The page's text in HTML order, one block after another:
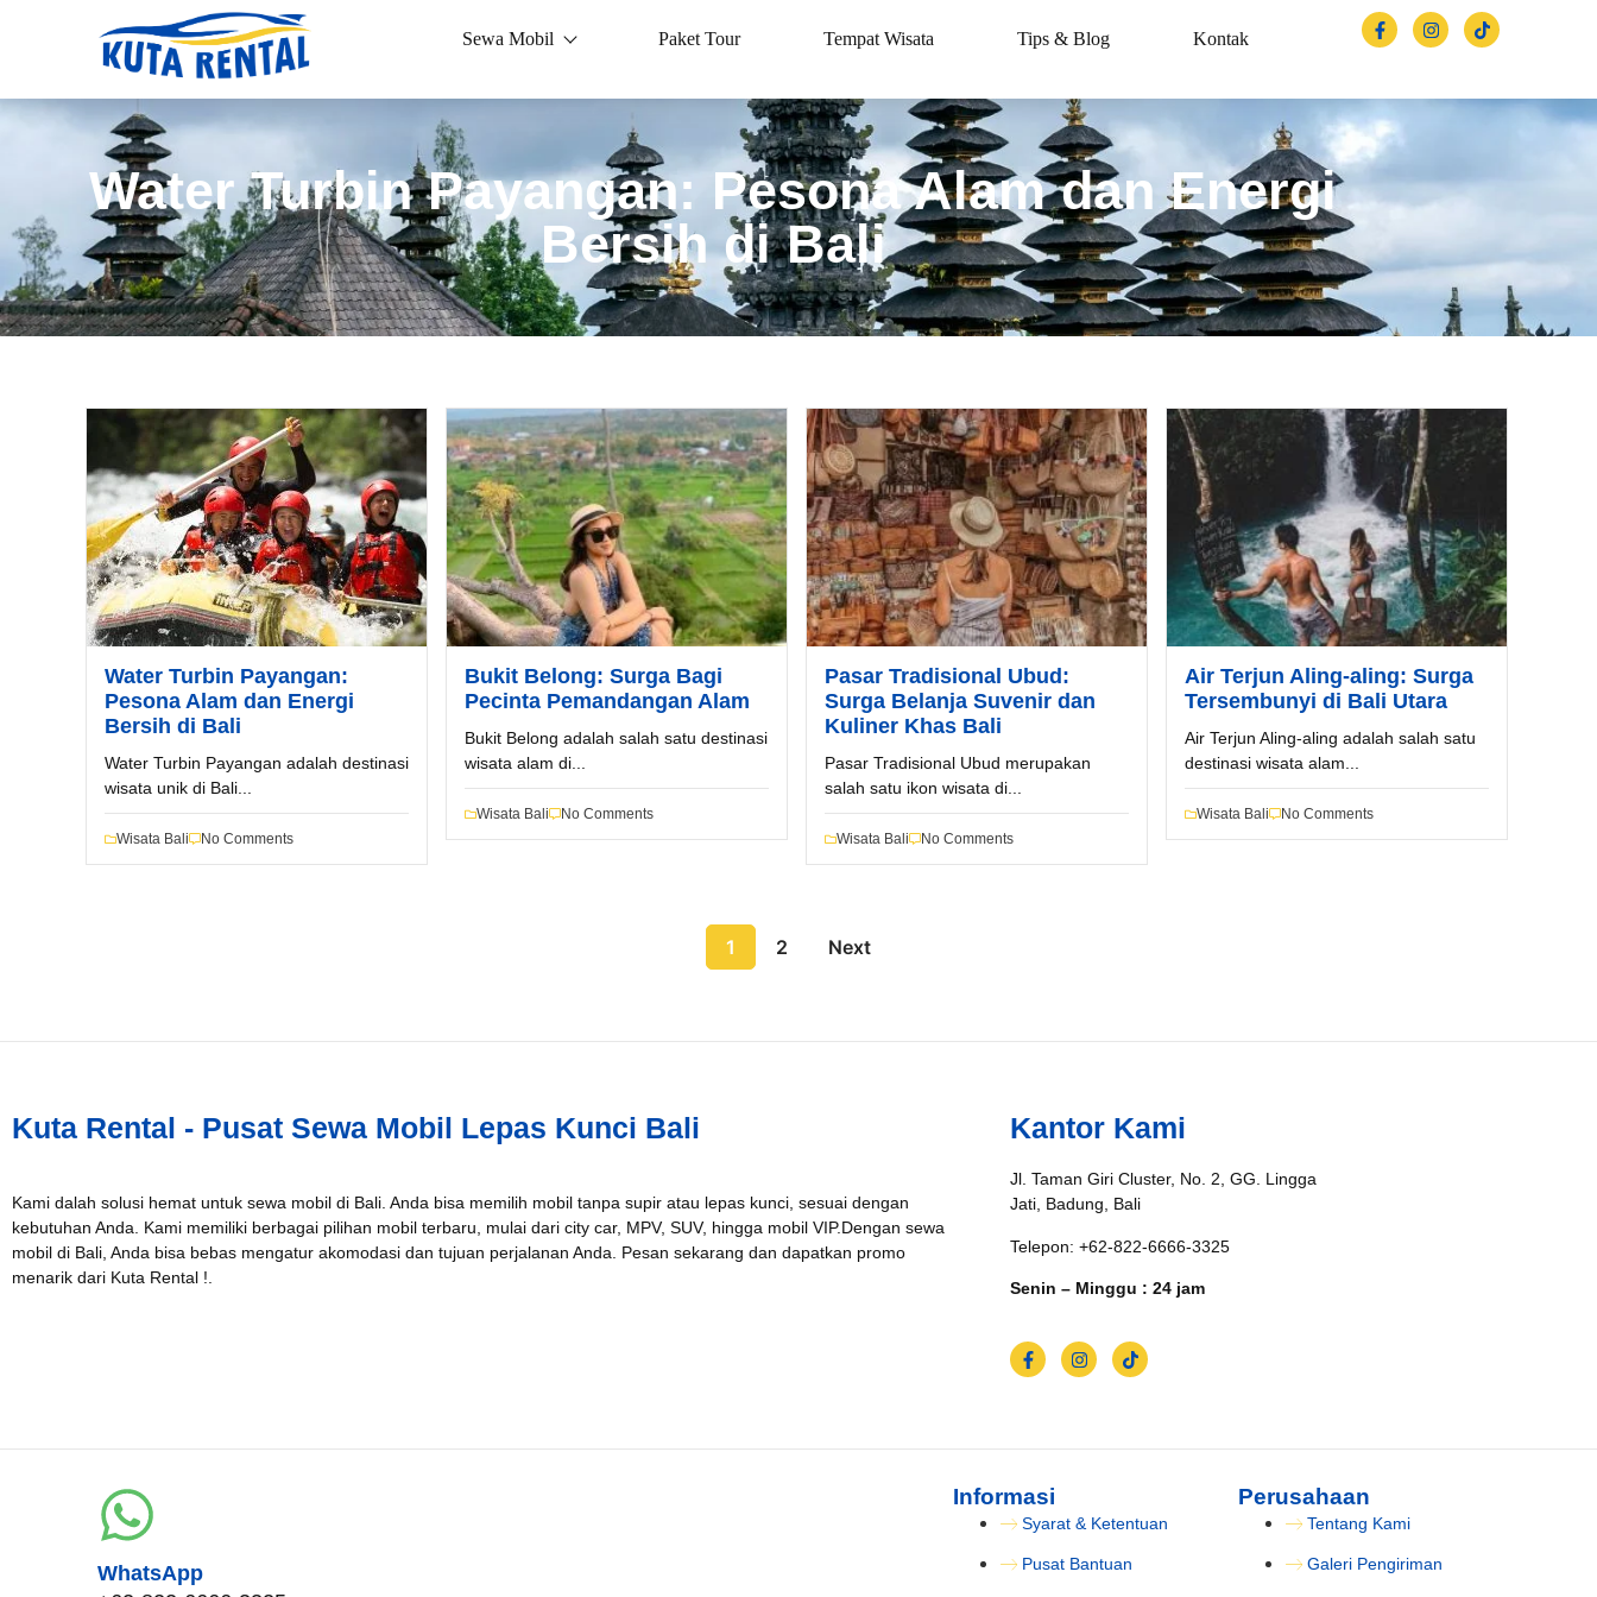
Sewa Mobil Paket Tour Tempat Wisata Tips & Blog Kontak
Water Turbin Payangan: Pesona Alam dan Energi
Bersih di Bali
Water Turbin Payangan:
Pesona Alam dan Energi
Bersih di Bali
Water Turbin Payangan adalah destinasi
wisata unik di Bali...
Wisata Bali No Comments
Bukit Belong: Surga Bagi
Pecinta Pemandangan Alam
Bukit Belong adalah salah satu destinasi
wisata alam di...
Wisata Bali No Comments
Pasar Tradisional Ubud:
Surga Belanja Suvenir dan
Kuliner Khas Bali
Pasar Tradisional Ubud merupakan
salah satu ikon wisata di...
Wisata Bali No Comments
Air Terjun Aling-aling: Surga
Tersembunyi di Bali Utara
Air Terjun Aling-aling adalah salah satu
destinasi wisata alam...
Wisata Bali No Comments
1 2 Next
Kuta Rental - Pusat Sewa Mobil Lepas Kunci Bali
Kami dalah solusi hemat untuk sewa mobil di Bali. Anda bisa memilih mobil tanpa supir atau lepas kunci, sesuai dengan
kebutuhan Anda. Kami memiliki berbagai pilihan mobil terbaru, mulai dari city car, MPV, SUV, hingga mobil VIP.Dengan sewa
mobil di Bali, Anda bisa bebas mengatur akomodasi dan tujuan perjalanan Anda. Pesan sekarang dan dapatkan promo
menarik dari Kuta Rental !.
Book via WhatsApp
Pilih Mobil*
Tipe Sewa*
Nama*
Tgl Mulai*
WhatsApp*
Lokasi Pengiriman & Pengembalian
Kantor Kami
Jl. Taman Giri Cluster, No. 2, GG. Lingga
Jati, Badung, Bali
Telepon: +62-822-6666-3325
Senin – Minggu : 24 jam
WhatsApp
Informasi
Syarat & Ketentuan
Pusat Bantuan
Perusahaan
Tentang Kami
Galeri Pengiriman